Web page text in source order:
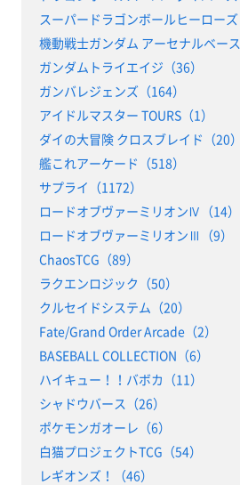
スーパードラゴンボールヒーローズ
機動戦士ガンダム アーセナルベース
ガンダムトライエイジ（36）
ガンバレジェンズ（164）
アイドルマスター TOURS（1）
ダイの大冒険 クロスブレイド（20）
艦これアーケード（518）
サプライ（1172）
ロードオブヴァーミリオンⅣ（14）
ロードオブヴァーミリオンⅢ（9）
ChaosTCG（89）
ラクエンロジック（50）
クルセイドシステム（20）
Fate/Grand Order Arcade（2）
BASEBALL COLLECTION（6）
ハイキュー！！バボカ（11）
シャドウバース（26）
ポケモンガオーレ（6）
白猫プロジェクトTCG（54）
レギオンズ！（46）